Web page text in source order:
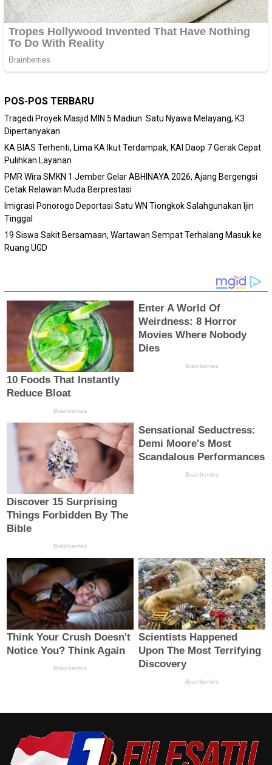
POS-POS TERBARU
Tragedi Proyek Masjid MIN 5 Madiun: Satu Nyawa Melayang, K3
Dipertanyakan
KA BIAS Terhenti, Lima KA Ikut Terdampak, KAI Daop 7 Gerak Cepat
Pulihkan Layanan
PMR Wira SMKN 1 Jember Gelar ABHINAYA 2026, Ajang Bergengsi
Cetak Relawan Muda Berprestasi
Imigrasi Ponorogo Deportasi Satu WN Tiongkok Salahgunakan Ijin
Tinggal
19 Siswa Sakit Bersamaan, Wartawan Sempat Terhalang Masuk ke
Ruang UGD